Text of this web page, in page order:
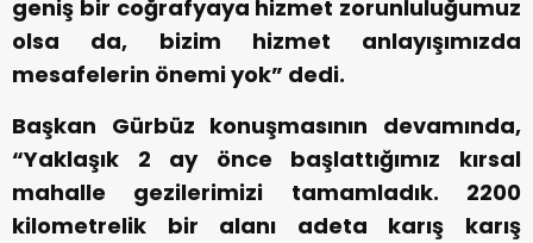
geniş bir coğrafyaya hizmet zorunluluğumuz
olsa da, bizim hizmet anlayışımızda
mesafelerin önemi yok” dedi.
Başkan Gürbüz konuşmasının devamında,
“Yaklaşık 2 ay önce başlattığımız kırsal
mahalle gezilerimizi tamamladık. 2200
kilometrelik bir alanı adeta karış karış